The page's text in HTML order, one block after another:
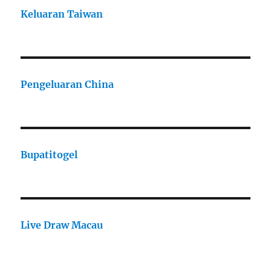
Keluaran Taiwan
Pengeluaran China
Bupatitogel
Live Draw Macau